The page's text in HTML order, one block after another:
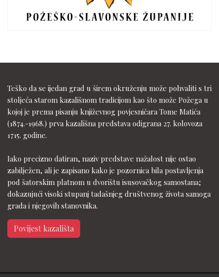
Teško da se ijedan grad u širem okruženju može pohvaliti s tri
stoljeća starom kazališnom tradicijom kao što može Požega u
kojoj je prema pisanju književnog povjesničara Tome Matića
(1874.-1968.) prva kazališna predstava odigrana 27. kolovoza
1715. godine.
Iako precizno datiran, naziv predstave nažalost nije ostao
zabilježen, ali je zapisano kako je pozornica bila postavljenja
pod šatorskim platnom u dvorištu isusovačkog samostana;
dokazujući visoki stupanj tadašnjeg društvenog života samoga
grada i njegovih stanovnika.
Povijest kazališta